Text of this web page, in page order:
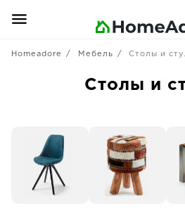
Homeadore Мебель Столы и
Столы и